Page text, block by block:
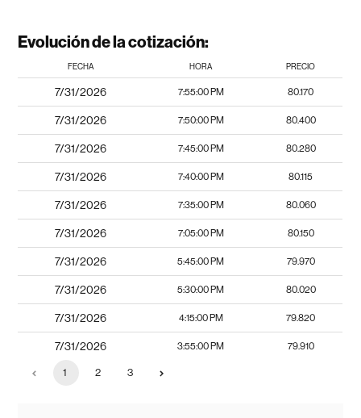
Evolución de la cotización:
FECHA HORA PRECIO
7/31/2026 7:55:00 PM 80.170
7/31/2026 7:50:00 PM 80.400
7/31/2026 7:45:00 PM 80.280
7/31/2026 7:40:00 PM 80.115
7/31/2026 7:35:00 PM 80.060
7/31/2026 7:05:00 PM 80.150
7/31/2026 5:45:00 PM 79.970
7/31/2026 5:30:00 PM 80.020
7/31/2026 4:15:00 PM 79.820
7/31/2026 3:55:00 PM 79.910
1 2 3